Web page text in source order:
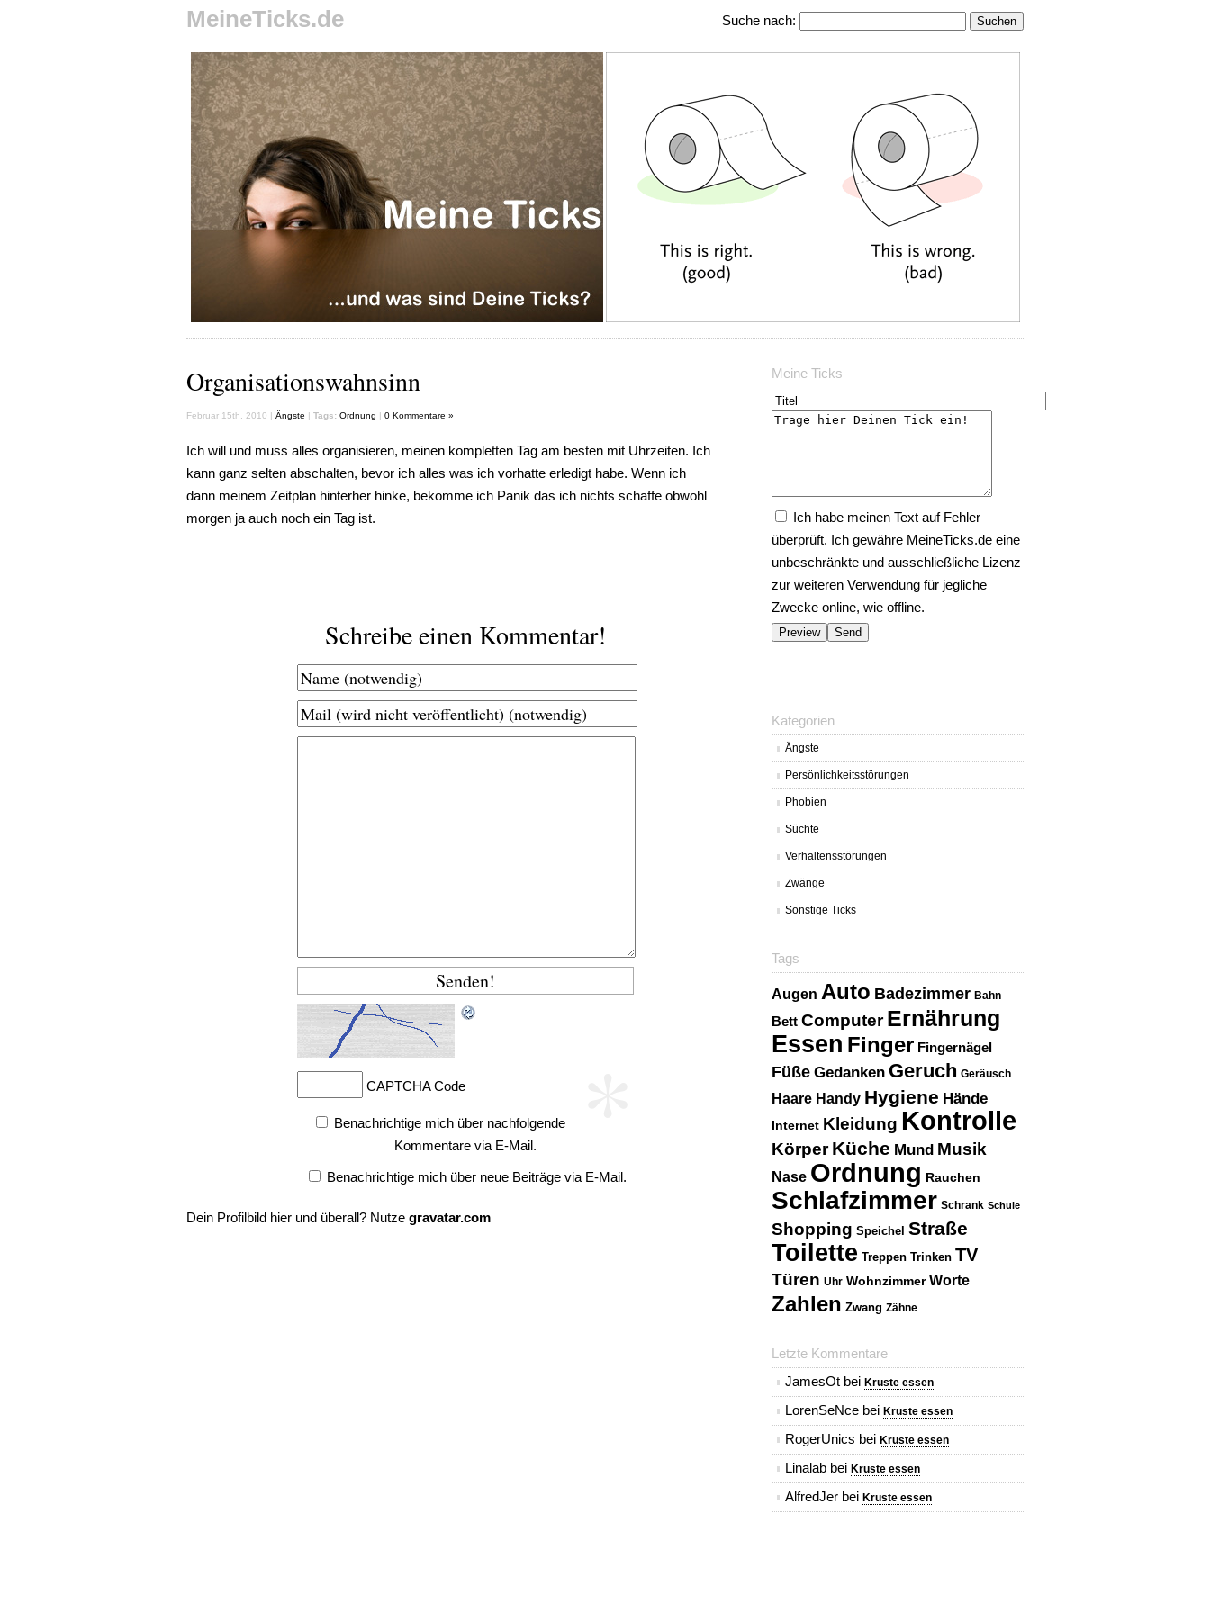
MeineTicks.de Suche nach:
Organisationswahnsinn
Februar 15th, 2010 | Ängste | Tags: Ordnung | 0 Kommentare »
Ich will und muss alles organisieren, meinen kompletten Tag am besten mit Uhrzeiten. Ich
kann ganz selten abschalten, bevor ich alles was ich vorhatte erledigt habe. Wenn ich
dann meinem Zeitplan hinterher hinke, bekomme ich Panik das ich nichts schaffe obwohl
morgen ja auch noch ein Tag ist.
Schreibe einen Kommentar!
CAPTCHA Code
Benachrichtige mich über nachfolgende
Kommentare via E-Mail.
Benachrichtige mich über neue Beiträge via E-Mail.
Dein Profilbild hier und überall? Nutze gravatar.com
Meine Ticks
Ich habe meinen Text auf Fehler
überprüft. Ich gewähre MeineTicks.de eine
unbeschränkte und ausschließliche Lizenz
zur weiteren Verwendung für jegliche
Zwecke online, wie offline.
Kategorien
Ängste
Persönlichkeitsstörungen
Phobien
Süchte
Verhaltensstörungen
Zwänge
Sonstige Ticks
Tags
Augen Auto Badezimmer Bahn
Bett Computer Ernährung
Essen Finger Fingernägel
Füße Gedanken Geruch Geräusch
Haare Handy Hygiene Hände
Internet Kleidung Kontrolle
Körper Küche Mund Musik
Nase Ordnung Rauchen
Schlafzimmer Schrank Schule
Shopping Speichel Straße
Toilette Treppen Trinken TV
Türen Uhr Wohnzimmer Worte
Zahlen Zwang Zähne
Letzte Kommentare
JamesOt bei Kruste essen
LorenSeNce bei Kruste essen
RogerUnics bei Kruste essen
Linalab bei Kruste essen
AlfredJer bei Kruste essen